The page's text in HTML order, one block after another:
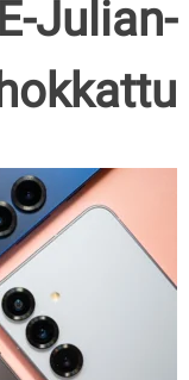
Julian-